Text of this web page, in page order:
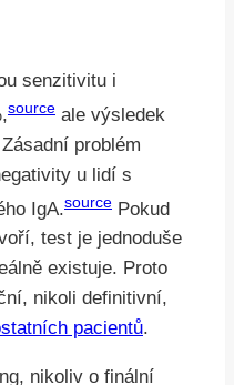
senzitivitu i
source ale výsledek
problém
u lidí s
IgA.source Pokud
test je jednoduše
existuje. Proto
nikoli definitivní,
pacientů.
nikoliv o finální